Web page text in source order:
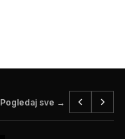
Pogledaj sve →